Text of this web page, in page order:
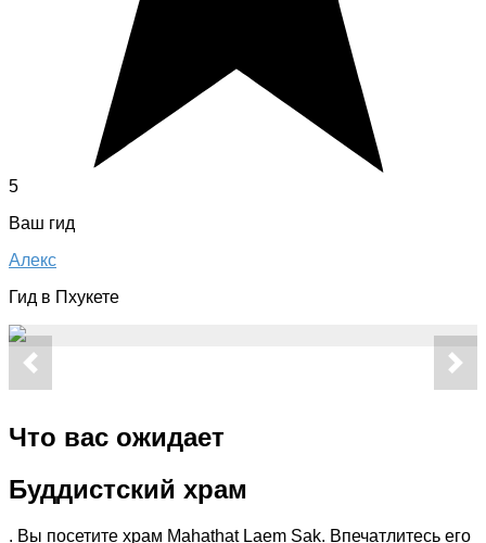
5
Ваш гид
Алекс
Гид в Пхукете
Что вас ожидает
Буддистский храм
. Вы посетите храм Mahathat Laem Sak. Впечатлитесь его